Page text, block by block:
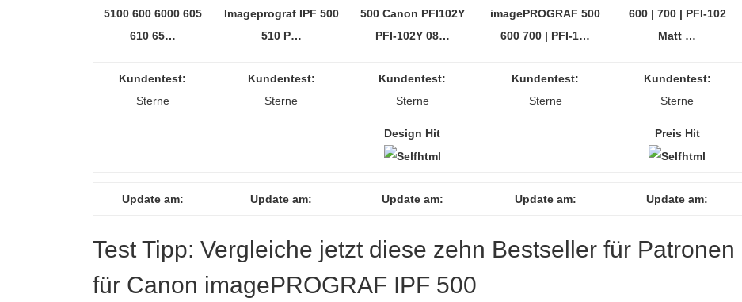
5100 600 6000 605
610 65…
Imageprograf IPF 500
510 P…
500 Canon PFI102Y
PFI-102Y 08…
imagePROGRAF 500
600 700 | PFI-1…
600 | 700 | PFI-102
Matt …
Kundentest:
Sterne
Kundentest:
Sterne
Kundentest:
Sterne
Kundentest:
Sterne
Kundentest:
Sterne
Design Hit Preis Hit
Update am: Update am: Update am: Update am: Update am:
Test Tipp: Vergleiche jetzt diese zehn Bestseller für Patronen
für Canon imagePROGRAF IPF 500